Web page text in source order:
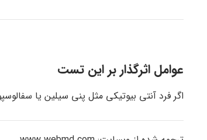
عوامل اثرگذار بر این تست
اگر فرد آنتی بیوتیکی مثل پنی سیلین یا